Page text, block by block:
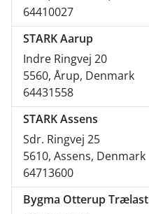
64410027
STARK Aarup
Indre Ringvej 20
5560, Årup, Denmark
64431558
STARK Assens
Sdr. Ringvej 25
5610, Assens, Denmark
64713600
Bygma Otterup Trælast